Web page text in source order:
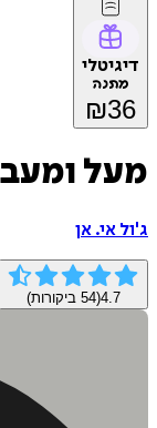
דיגיטלי
מתנה
₪36
מעל
ג'ול אי. אן
4.7
(
54 ביקורות)